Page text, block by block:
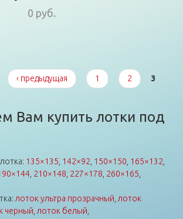
0 руб.
‹ предыдущая 1 2 3
Вам купить лотки под
135×135 142×92 150×150 165×132
210×148 227×178 260×165
лоток ультра прозрачный лоток
черный лоток белый